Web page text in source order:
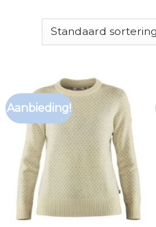
Aanbieding!